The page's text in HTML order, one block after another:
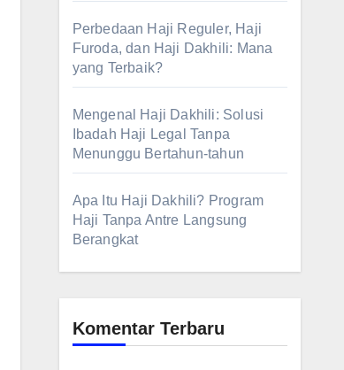
Perbedaan Haji Reguler, Haji
Furoda, dan Haji Dakhili: Mana
yang Terbaik?
Mengenal Haji Dakhili: Solusi
Ibadah Haji Legal Tanpa
Menunggu Bertahun-tahun
Apa Itu Haji Dakhili? Program
Haji Tanpa Antre Langsung
Berangkat
Komentar Terbaru